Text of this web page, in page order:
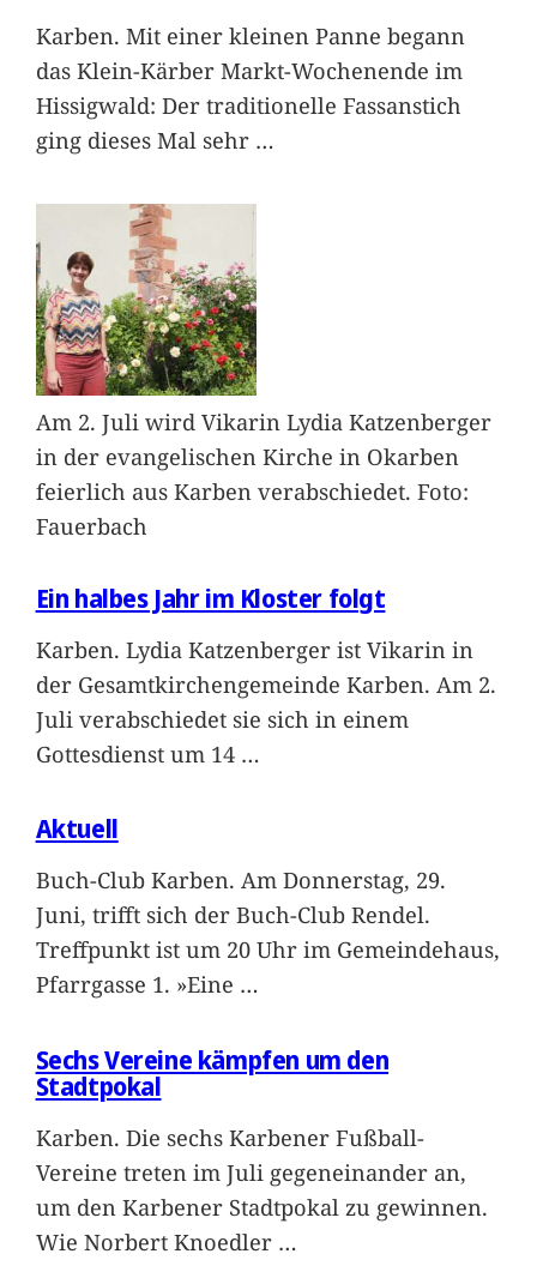
Karben. Mit einer kleinen Panne begann
das Klein-Kärber Markt-Wochenende im
Hissigwald: Der traditionelle Fassanstich
ging dieses Mal sehr …
Am 2. Juli wird Vikarin Lydia Katzenberger
in der evangelischen Kirche in Okarben
feierlich aus Karben verabschiedet. Foto:
Fauerbach
Ein halbes Jahr im Kloster folgt
Karben. Lydia Katzenberger ist Vikarin in
der Gesamtkirchengemeinde Karben. Am 2.
Juli verabschiedet sie sich in einem
Gottesdienst um 14 …
Aktuell
Buch-Club Karben. Am Donnerstag, 29.
Juni, trifft sich der Buch-Club Rendel.
Treffpunkt ist um 20 Uhr im Gemeindehaus,
Pfarrgasse 1. »Eine …
Sechs Vereine kämpfen um den
Stadtpokal
Karben. Die sechs Karbener Fußball-
Vereine treten im Juli gegeneinander an,
um den Karbener Stadtpokal zu gewinnen.
Wie Norbert Knoedler …